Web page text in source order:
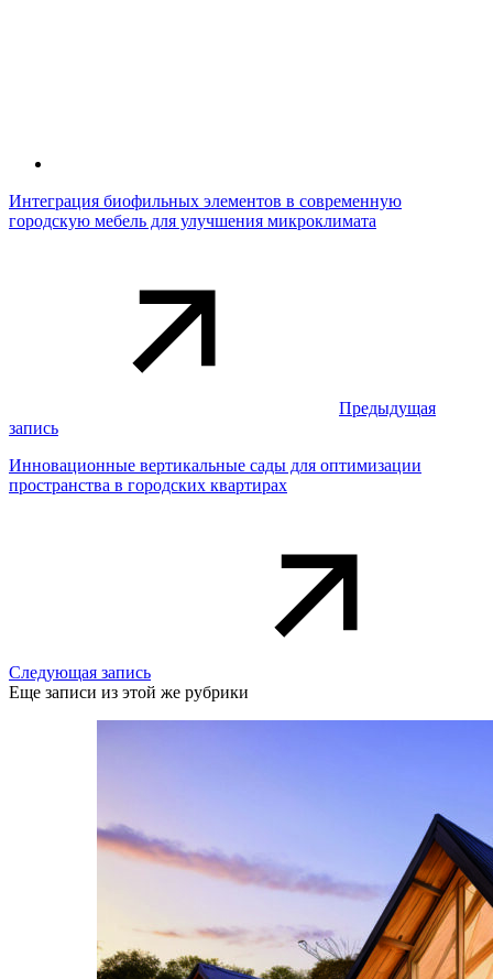
Интеграция биофильных элементов в современную
городскую мебель для улучшения микроклимата
Предыдущая
запись
Инновационные вертикальные сады для оптимизации
пространства в городских квартирах
Следующая запись
Еще записи из этой же рубрики